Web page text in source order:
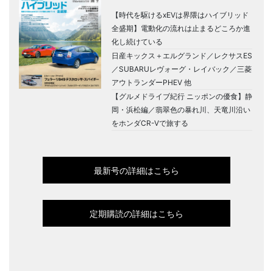
【時代を駆けるxEVは界隈はハイブリッド
全盛期】電動化の流れは止まるどころか進
化し続けている
日産キックス＋エルグランド／レクサスES
／SUBARUレヴォーグ・レイバック／三菱
アウトランダーPHEV 他
【グルメドライブ紀行 ニッポンの優食】静
岡・浜松編／翡翠色の暴れ川、天竜川沿い
をホンダCR-Vで旅する
最新号の詳細はこちら
定期購読の詳細はこちら